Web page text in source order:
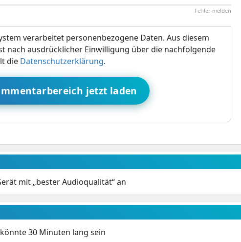
Fehler melden
verarbeitet personenbezogene Daten. Aus diesem
nach ausdrücklicher Einwilligung über die nachfolgende
die Datenschutzerklärung.
jetzt laden
mit „bester Audioqualität“ an
30 Minuten lang sein